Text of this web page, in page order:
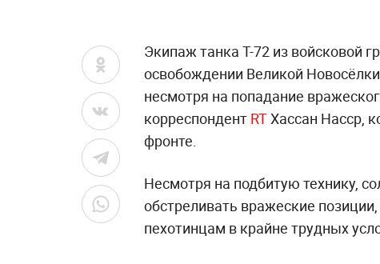
Экипаж танка Т-72 из войсковой
освобождении Великой
несмотря на попадание
корреспондент RTХассан Насср,
фронте.
Несмотря на подбитую технику,
обстреливать вражеские
пехотинцам в крайне трудных